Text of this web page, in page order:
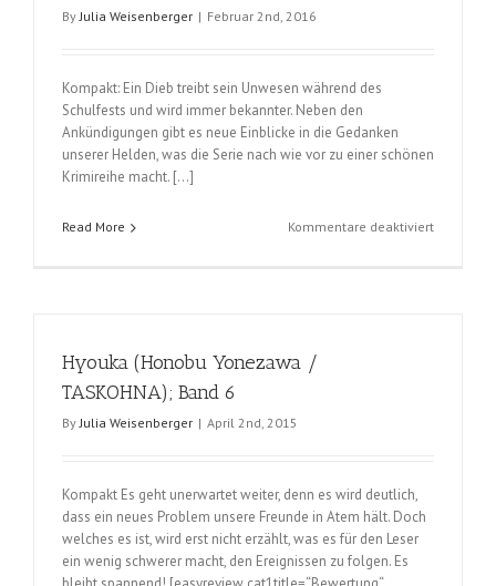
By Julia Weisenberger | Februar 2nd, 2016
Kompakt: Ein Dieb treibt sein Unwesen während des
Schulfests und wird immer bekannter. Neben den
Ankündigungen gibt es neue Einblicke in die Gedanken
unserer Helden, was die Serie nach wie vor zu einer schönen
Krimireihe macht. […]
Read More Kommentare deaktiviertfür
Hyouka (Honobu Yonezawa /
TASKOHNA); Band 6
ByJulia Weisenberger | April 2nd, 2015
Kompakt Es geht unerwartet weiter, denn es wird deutlich,
dass ein neues Problem unsere Freunde in Atem hält. Doch
welches es ist, wird erst nicht erzählt, was es für den Leser
ein wenig schwerer macht, den Ereignissen zu folgen. Es